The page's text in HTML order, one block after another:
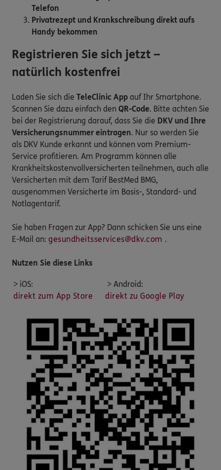
Telefon
Privatrezept und Krankschreibung direkt aufs
Handy bekommen
Registrieren Sie sich jetzt –
natürlich kostenfrei
Laden Sie sich die TeleClinic App auf Ihr Smartphone.
Scannen Sie dazu einfach den QR-Code. Bitte achten Sie
bei der Registrierung darauf, dass Sie die DKV und Ihre
Versicherungsnummer eintragen. Nur so werden Sie
als DKV Kunde erkannt und können vom Premium-
Service profitieren. Am Programm können alle
Krankheitskostenvollversicherten teilnehmen, auch alle
Versicherten mit dem Tarif BestMed BMG,
ausgenommen Versicherte im Basis-, Standard- und
Notlagentarif.
Sie haben Fragen zur App? Dann schicken Sie uns eine
E-Mail an: gesundheitsservices@dkv.com .
Nutzen Sie diese Links
> iOS:
direkt zum App Store
> Android:
direkt zu Google Play